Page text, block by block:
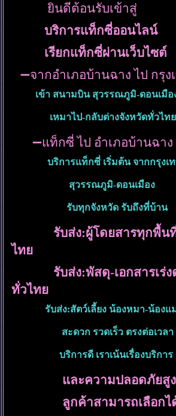
ยินดีต้อนรับเข้าสู่
บริการแท็กซี่ออนไลน์
เรียกแท็กซี่ผ่านเว็บไซต์
➖จากอำเภอบ้านฉาง ไป กรุง
เข้า สนามบิน สุวรรณภูมิ-ดอนเมือ
เหมาไป-กลับต่างจังหวัดทั่วไทย
➖แท็กซี่ ไป อำเภอบ้านฉาง
บริการแท็กซี่ เริ่มต้น จากกรุงเท
สุวรรณภูมิ-ดอนเมือง
รับทุกจังหวัด รับถึงที่บ้าน
รับส่ง:ผู้โดยสารทุกพื้นที่
ไทย
รับส่ง:พัสดุ-เอกสารเร่งด่
ทั่วไทย
รับส่ง:สัตว์เลี้ยง น้องหมา-น้องแ
สะดวก รวดเร็ว ตรงต่อเวลา
บริการดี เราเน้นเรื่องบริการ
และความปลอดภัยสูง
ลูกค้าสามารถเลือกไ